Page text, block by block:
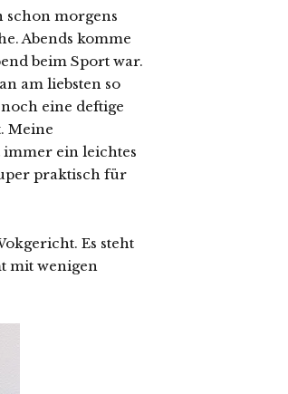
schon morgens
Abends komme
beim Sport war.
am liebsten so
eine deftige
Meine
immer ein leichtes
praktisch für
Es steht
mit wenigen